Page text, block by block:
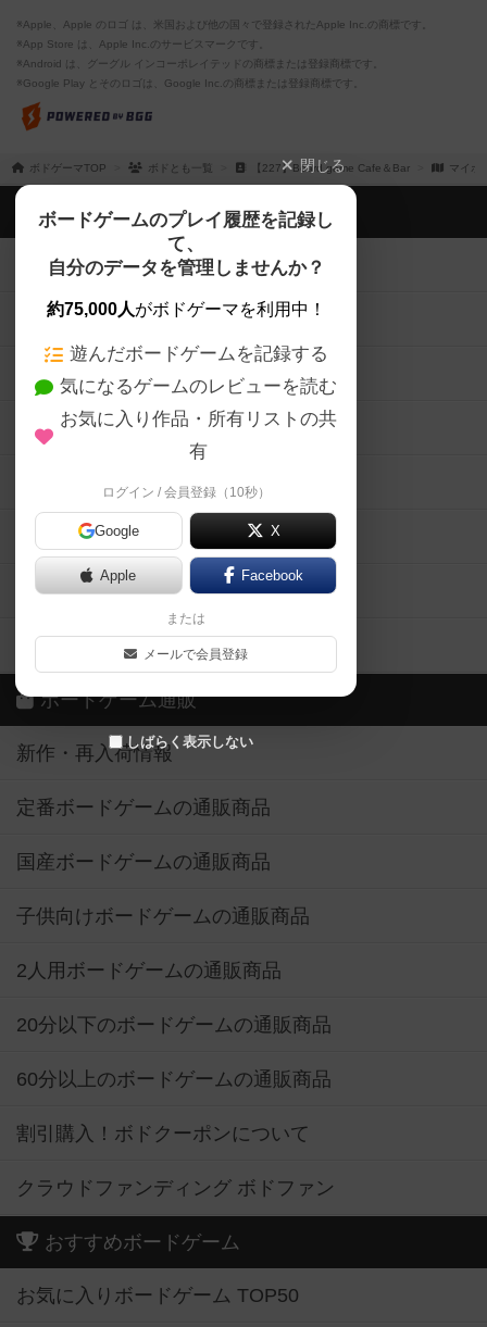
※Apple、Apple のロゴ は、米国および他の国々で登録されたApple Inc.の商標です。
※App Store は、Apple Inc.のサービスマークです。
※Android は、グーグル インコーポレイテッドの商標または登録商標です。
※Google Play とそのロゴは、Google Inc.の商標または登録商標です。
ボドゲーマTOP ボドとも一覧 【227】Board game Cafe＆Bar マイボ
閉じる
ボードゲームのプレイ履歴を記録し
て、
自分のデータを管理しませんか？
約75,000人がボドゲーマを利用中！
遊んだボードゲームを記録する
気になるゲームのレビューを読む
お気に入り作品・所有リストの共
有
ログイン / 会員登録（10秒）
Google X
Apple Facebook
または
メールで会員登録
しばらく表示しない
ボドゲーマTOP
ボードゲームを検索する
ボードゲームの新着レビュー
ボードゲーム会情報
メカニクス特集
掲示板・トピックス
ボドとも・会員一覧
ボードゲーム業界コラム
ボドゲーマご利用案内
ボードゲーム通販
新作・再入荷情報
定番ボードゲームの通販商品
国産ボードゲームの通販商品
子供向けボードゲームの通販商品
2人用ボードゲームの通販商品
20分以下のボードゲームの通販商品
60分以上のボードゲームの通販商品
割引購入！ボドクーポンについて
クラウドファンディング ボドファン
おすすめボードゲーム
お気に入りボードゲーム TOP50